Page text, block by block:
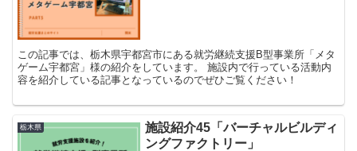
この記事では、栃木県宇都宮市にある就労継続支援B型事業所「メタ
ゲーム宇都宮」様の紹介をしています。 施設内で行っている活動内
容を紹介している記事となっているのでぜひご覧ください！
栃木県
施設紹介45「バーチャルビルディ
ングファクトリー」